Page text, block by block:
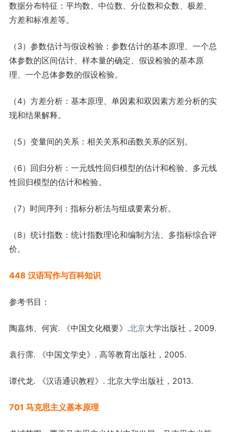
数据分布特征：平均数、中位数、分位数和众数、极差、
方差和标准差等。
（3）参数估计与假设检验：参数估计的基本原理、一个总
体参数的区间估计、样本量的确定、假设检验的基本原
理、一个总体参数的假设检验。
（4）方差分析：基本原理、单因素和双因素方差分析的实
现和结果解释。
（5）变量间的关系：相关关系和函数关系的区别。
（6）回归分析：一元线性回归模型的估计和检验、多元线
性回归模型的估计和检验。
（7）时间序列：指标分析法与组成要素分析。
（8）统计指数：统计指数理论和编制方法、多指标综合评
价。
448 汉语写作与百科知识
参考书目：
陶嘉炜、何寅. 《中国文化概要》.北京大学出版社，2009.
袁行霈. 《中国文学史》. 高等教育出版社，2005.
谭代龙. 《汉语通识教程》. 北京大学出版社，2013.
701 马克思主义基本原理